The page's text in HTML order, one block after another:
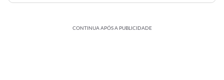
CONTINUA APÓS A PUBLICIDADE